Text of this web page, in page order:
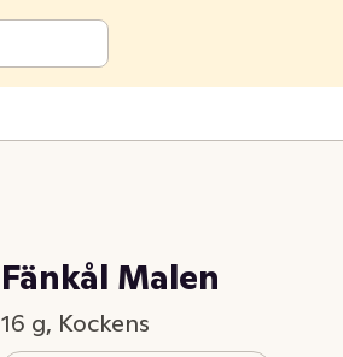
Fänkål Malen
16 g, Kockens